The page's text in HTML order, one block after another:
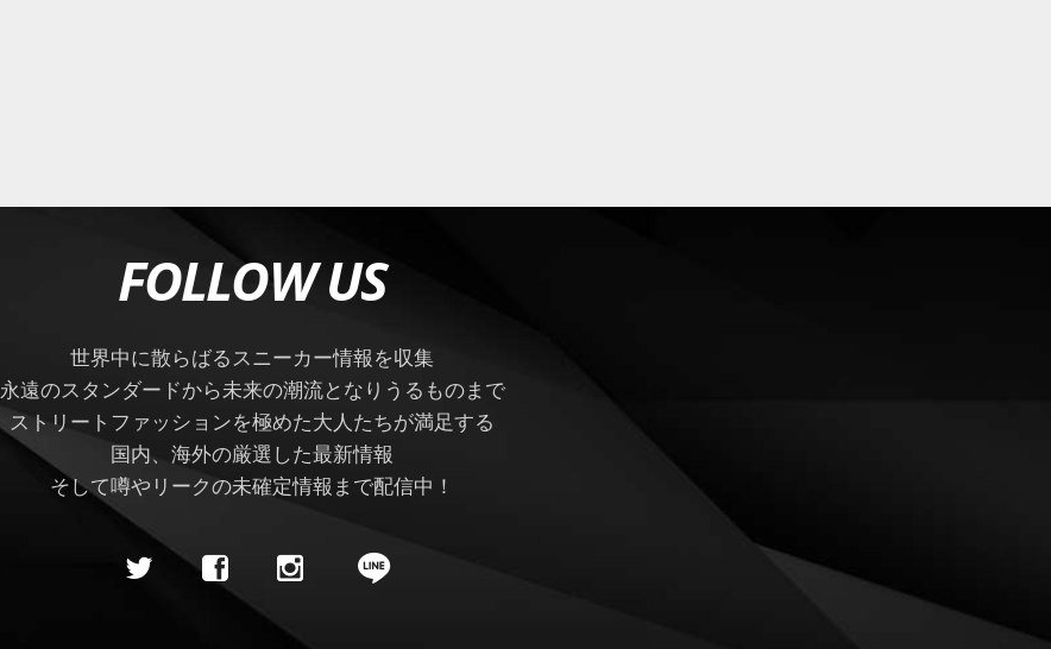
FOLLOW US
世界中に散らばるスニーカー情報を収集
永遠のスタンダードから未来の潮流となりうるものまで
ストリートファッションを極めた大人たちが満足する
国内、海外の厳選した最新情報
そして噂やリークの未確定情報まで配信中！